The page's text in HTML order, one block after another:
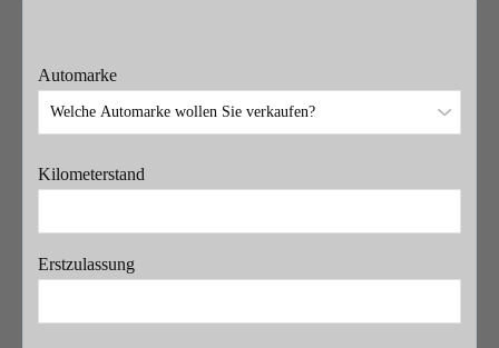
Automarke
Kilometerstand
Erstzulassung